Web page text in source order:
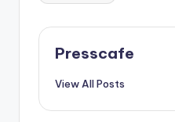
Presscafe
View All Posts